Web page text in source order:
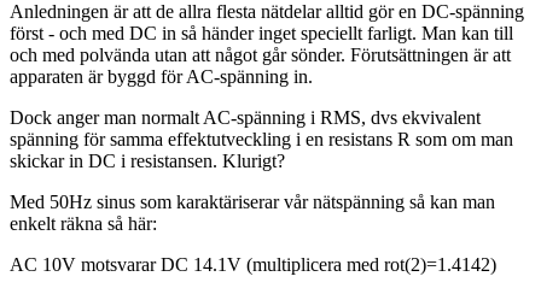
Anledningen är att de allra flesta nätdelar alltid gör en DC-spänning
först - och med DC in så händer inget speciellt farligt. Man kan till
och med polvända utan att något går sönder. Förutsättningen är att
apparaten är byggd för AC-spänning in.
Dock anger man normalt AC-spänning i RMS, dvs ekvivalent
spänning för samma effektutveckling i en resistans R som om man
skickar in DC i resistansen. Klurigt?
Med 50Hz sinus som karaktäriserar vår nätspänning så kan man
enkelt räkna så här:
AC 10V motsvarar DC 14.1V (multiplicera med rot(2)=1.4142)